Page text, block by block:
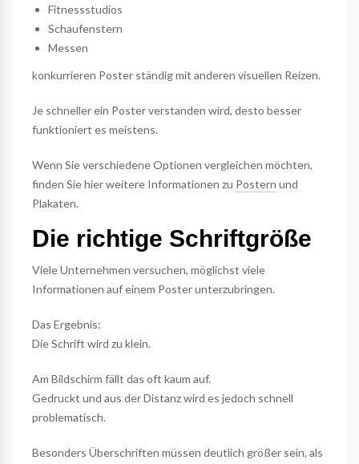
Fitnessstudios
Schaufenstern
Messen
konkurrieren Poster ständig mit anderen visuellen Reizen.
Je schneller ein Poster verstanden wird, desto besser
funktioniert es meistens.
Wenn Sie verschiedene Optionen vergleichen möchten,
finden Sie hier weitere Informationen zu Postern und
Plakaten.
Die richtige Schriftgröße
Viele Unternehmen versuchen, möglichst viele
Informationen auf einem Poster unterzubringen.
Das Ergebnis:
Die Schrift wird zu klein.
Am Bildschirm fällt das oft kaum auf.
Gedruckt und aus der Distanz wird es jedoch schnell
problematisch.
Besonders Überschriften müssen deutlich größer sein, als